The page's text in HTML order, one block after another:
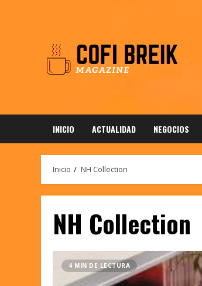
INICIO ACTUALIDAD NEGOCIOS
Inicio NH Collection
NH Collection
4 MIN DE LECTURA